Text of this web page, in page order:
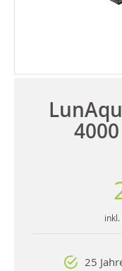
25